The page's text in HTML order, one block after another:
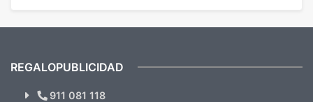
¿Quieres ver nuestras últimas
Novedades y Ofertas?
REGALOPUBLICIDAD
911 081 118